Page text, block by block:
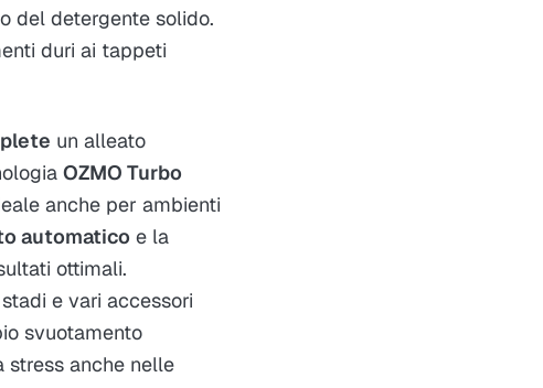
del detergente solido.
duri ai tappeti
un alleato
OZMO Turbo
anche per ambienti
automatico e la
ottimali.
e vari accessori
svuotamento
stress anche nelle